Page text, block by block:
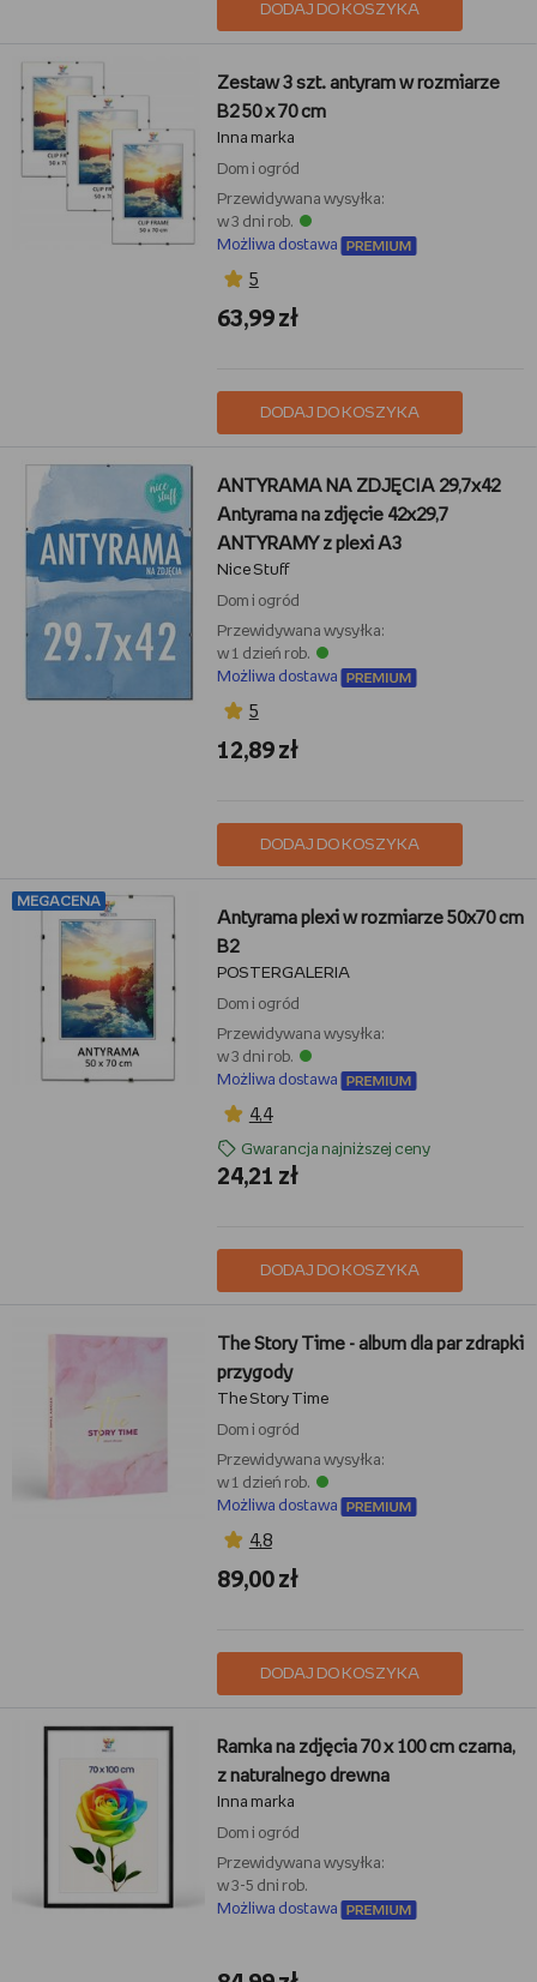
DODAJ DO KOSZYKA
Zestaw 3 szt. antyram w rozmiarze
B2 50 x 70 cm
Inna marka
Dom i ogród
Przewidywana wysyłka:
w 3 dni rob.
Możliwa dostawa
5
63,99 zł
DODAJ DO KOSZYKA
ANTYRAMA NA ZDJĘCIA 29,7x42
Antyrama na zdjęcie 42x29,7
ANTYRAMY z plexi A3
Nice Stuff
Dom i ogród
Przewidywana wysyłka:
w 1 dzień rob.
Możliwa dostawa
5
12,89 zł
DODAJ DO KOSZYKA
MEGACENA
Antyrama plexi w rozmiarze 50x70 cm
B2
POSTERGALERIA
Dom i ogród
Przewidywana wysyłka:
w 3 dni rob.
Możliwa dostawa
4,4
Gwarancja najniższej ceny
24,21 zł
DODAJ DO KOSZYKA
The Story Time - album dla par zdrapki
przygody
The Story Time
Dom i ogród
Przewidywana wysyłka:
w 1 dzień rob.
Możliwa dostawa
4,8
89,00 zł
DODAJ DO KOSZYKA
Ramka na zdjęcia 70 x 100 cm czarna,
z naturalnego drewna
Inna marka
Dom i ogród
Przewidywana wysyłka:
w 3-5 dni rob.
Możliwa dostawa